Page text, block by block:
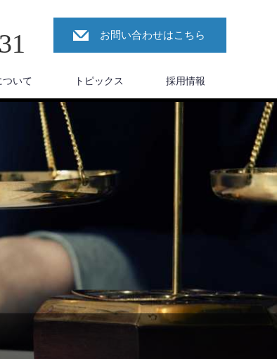
お問い合わせはこちら
ついて トピックス 採用情報